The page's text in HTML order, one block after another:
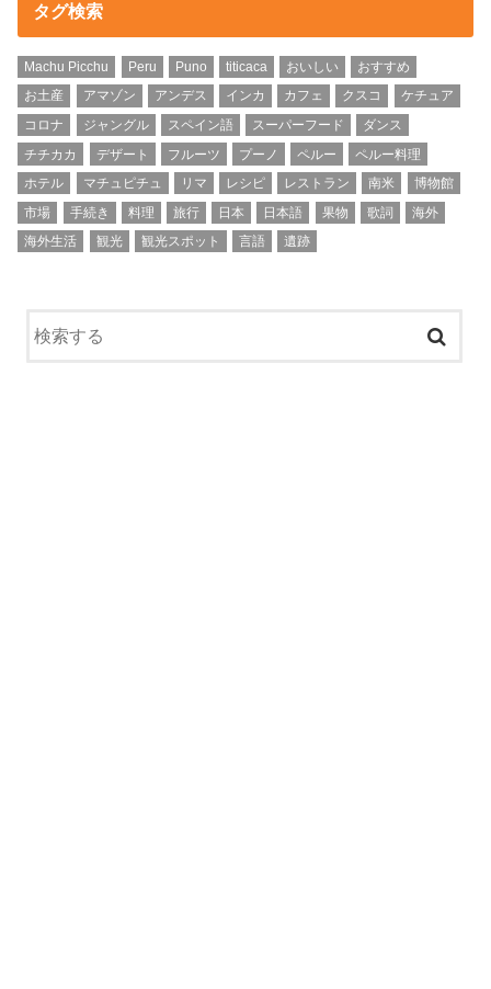
タグ検索
Machu Picchu Peru Puno titicaca おいしい
おすすめ
お土産
アマゾン アンデス インカ カフェ クスコ
ケチュア
コロナ
ジャングル スペイン語 スーパーフード
ダンス
チチカカ
デザート フルーツ プーノ ペルー
ペルー料理
ホテル
マチュピチュ リマ レシピ レストラン 南米
博物館
市場
手続き 料理 旅行 日本 日本語 果物 歌詞
海外
海外生活
観光 観光スポット 言語 遺跡